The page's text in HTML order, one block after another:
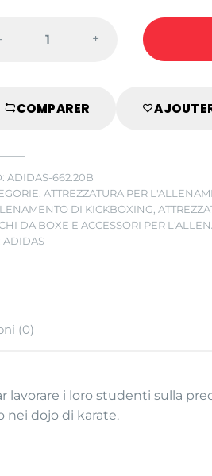
BERSAGLIO
ALLENAMENTO
+
COMPARER
ADIDAS-662.20B
ATTREZZATURA PER
DI KICKBOXING ,
DA BOXE E ACCESSORI PER
ADIDAS
(0)
i loro studenti sulla
nei dojo di karate.